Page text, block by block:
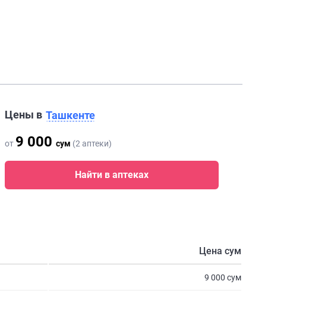
Цены в Ташкенте
от 9 000 сум (2 аптеки)
Найти в аптеках
Цена сум
9 000 сум